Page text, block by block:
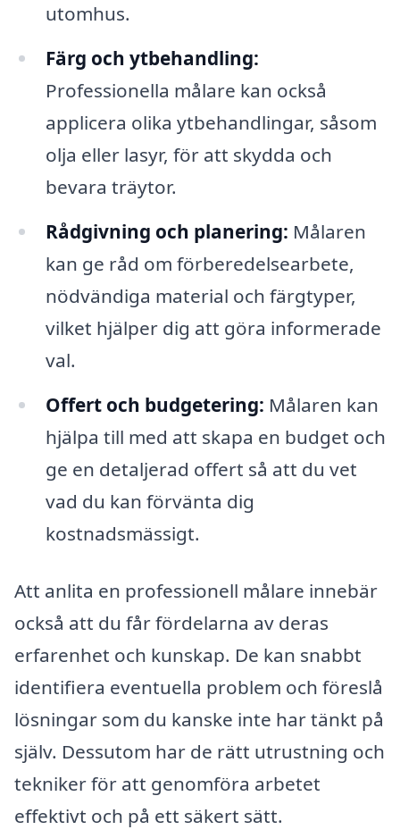
utomhus.
Färg och ytbehandling:
Professionella målare kan också
applicera olika ytbehandlingar, såsom
olja eller lasyr, för att skydda och
bevara träytor.
Rådgivning och planering: Målaren
kan ge råd om förberedelsearbete,
nödvändiga material och färgtyper,
vilket hjälper dig att göra informerade
val.
Offert och budgetering: Målaren kan
hjälpa till med att skapa en budget och
ge en detaljerad offert så att du vet
vad du kan förvänta dig
kostnadsmässigt.
Att anlita en professionell målare innebär
också att du får fördelarna av deras
erfarenhet och kunskap. De kan snabbt
identifiera eventuella problem och föreslå
lösningar som du kanske inte har tänkt på
själv. Dessutom har de rätt utrustning och
tekniker för att genomföra arbetet
effektivt och på ett säkert sätt.